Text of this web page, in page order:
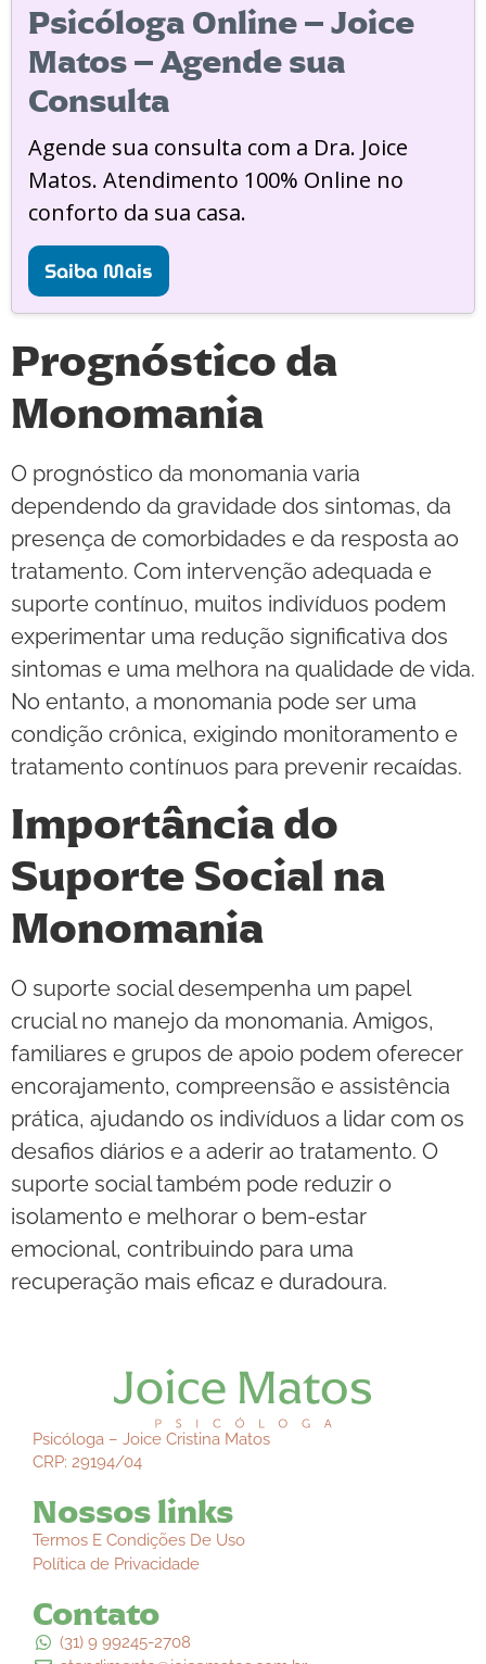
Psicóloga Online – Joice
Matos – Agende sua
Consulta
Agende sua consulta com a Dra. Joice
Matos. Atendimento 100% Online no
conforto da sua casa.
Saiba Mais
Prognóstico da
Monomania
O prognóstico da monomania varia
dependendo da gravidade dos sintomas, da
presença de comorbidades e da resposta ao
tratamento. Com intervenção adequada e
suporte contínuo, muitos indivíduos podem
experimentar uma redução significativa dos
sintomas e uma melhora na qualidade de vida.
No entanto, a monomania pode ser uma
condição crônica, exigindo monitoramento e
tratamento contínuos para prevenir recaídas.
Importância do
Suporte Social na
Monomania
O suporte social desempenha um papel
crucial no manejo da monomania. Amigos,
familiares e grupos de apoio podem oferecer
encorajamento, compreensão e assistência
prática, ajudando os indivíduos a lidar com os
desafios diários e a aderir ao tratamento. O
suporte social também pode reduzir o
isolamento e melhorar o bem-estar
emocional, contribuindo para uma
recuperação mais eficaz e duradoura.
Psicóloga – Joice Cristina Matos
CRP: 29194/04
Nossos links
Termos E Condições De Uso
Política de Privacidade
Contato
(31) 9 99245-2708